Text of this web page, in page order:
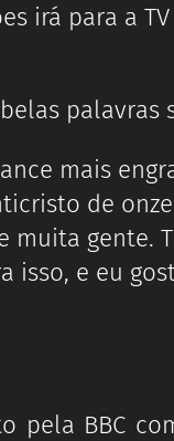
palavras
mais
de
gente.
isso, e eu
pela BBC